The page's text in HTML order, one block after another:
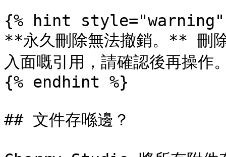
{% hint style="warning"
**永久刪除無法撤銷。** 刪
入面嘅引用，請確認後再操作
{% endhint %}
## 文件存喺邊？